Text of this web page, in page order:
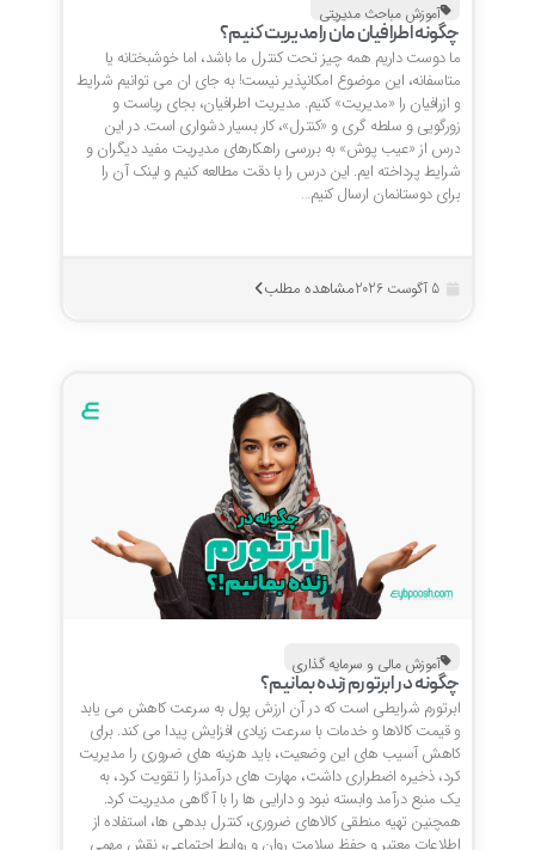
آموزش مباحث مدیریتی
چگونه اطرافیان مان را مدیریت کنیم؟
ما دوست داریم همه چیز تحت کنترل ما باشد، اما خوشبختانه یا
متاسفانه، این موضوع امکانپذیر نیست! به جای ان می توانیم شرایط
و ازرافیان را «مدیریت» کنیم. مدیریت اطرافیان، بجای ریاست و
زورگویی و سلطه گری و «کنترل»، کار بسیار دشواری است. در این
درس از «عیب پوش» به بررسی راهکارهای مدیریت مفید دیگران و
شرایط پرداخته ایم. این درس را با دقت مطالعه کنیم و لینک آن را
برای دوستانمان ارسال کنیم…
مشاهده مطلب
آموزش مالی و سرمایه گذاری
چگونه در ابرتورم زنده بمانیم؟
ابرتورم شرایطی است که در آن ارزش پول به سرعت کاهش می یابد
و قیمت کالاها و خدمات با سرعت زیادی افزایش پیدا می کند. برای
کاهش آسیب های این وضعیت، باید هزینه های ضروری را مدیریت
کرد، ذخیره اضطراری داشت، مهارت های درآمدزا را تقویت کرد، به
یک منبع درآمد وابسته نبود و دارایی ها را با آگاهی مدیریت کرد.
همچنین تهیه منطقی کالاهای ضروری، کنترل بدهی ها، استفاده از
اطلاعات معتبر و حفظ سلامت روان و روابط اجتماعی، نقش مهمی